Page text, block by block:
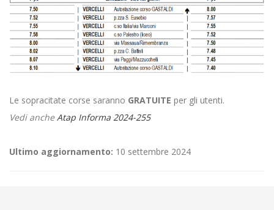
Le sopracitate corse saranno GRATUITE per gli utenti.
Vedi ancheAtap Informa 2024-255
Ultimo aggiornamento: 10 settembre 2024